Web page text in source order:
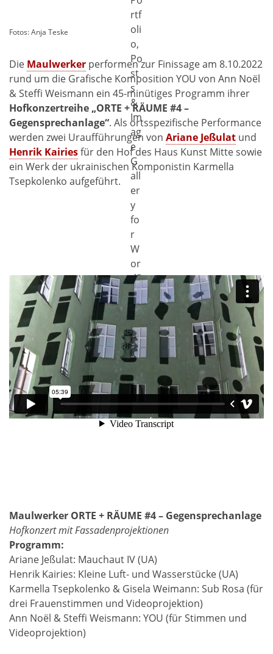
Fotos: Anja Teske
Die Maulwerker performen zur Finissage am 8.10.2022
rund um die Grafische Komposition YOU von Ann Noël
& Steffi Weismann ein 45-minütiges Programm ihrer
Hofkonzertreihe „ORTE + RÄUME #4 –
Gegensprechanlage“. Als ortsspezifische Performance
werden zwei Uraufführungen von Ariane Jeßulat und
Henrik Kairiesfür den Hof des Haus Kunst Mitte sowie
ein Werk der ukrainischen Komponistin Karmella
Tsepkolenko aufgeführt.
Maulwerker ORTE + RÄUME #4 – Gegensprechanlage
Hofkonzert mit Fassadenprojektionen
Programm:
Ariane Jeßulat: Mauchaut IV (UA)
Henrik Kairies: Kleine Luft- und Wasserstücke (UA)
Karmella Tsepkolenko & Gisela Weimann: Sub Rosa (für
drei Frauenstimmen und Videoprojektion)
Ann Noël & Steffi Weismann: YOU (für Stimmen und
Videoprojektion)